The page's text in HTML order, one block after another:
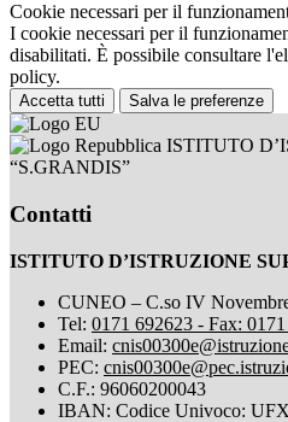
Cookie necessari per il
I cookie necessari per il
disabilitati. È possibile consultare
policy.
Accetta tutti Salva le preferenze
ISTITUTO
“S.GRANDIS”
Contatti
ISTITUTO D’ISTRUZIONE
CUNEO – C.so IV
Tel: 0171 692623 - Fax:
Email:
PEC:
C.F.: 96060200043
IBAN: Codice Univoco: